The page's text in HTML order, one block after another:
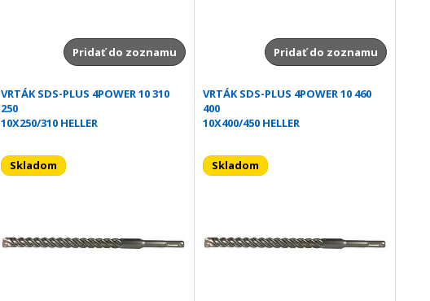
Pridať do zoznamu Pridať do zoznamu
VRTÁK SDS-PLUS 4POWER 10 310
250
10X250/310 HELLER
Skladom
VRTÁK SDS-PLUS 4POWER 10 460
400
10X400/450 HELLER
Skladom